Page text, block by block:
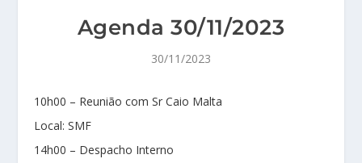
Agenda 30/11/2023
30/11/2023
10h00 – Reunião com Sr Caio Malta
Local: SMF
14h00 – Despacho Interno